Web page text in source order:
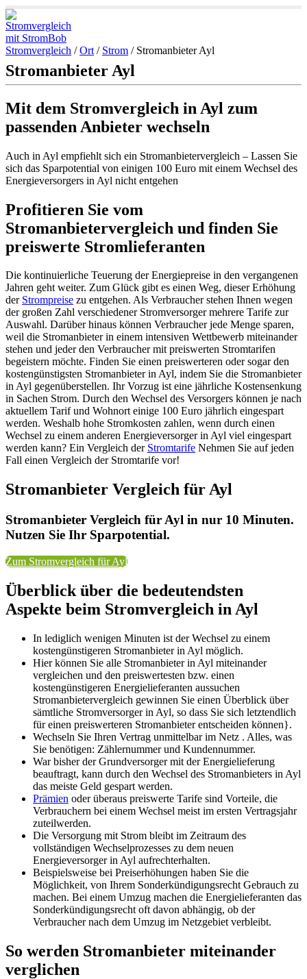
Stromvergleich /Ort / Strom / Stromanbieter Ayl
Stromanbieter Ayl
Mit dem Stromvergleich in Ayl zum
passenden Anbieter wechseln
Auch in Ayl empfiehlt sich ein Stromanbietervergleich – Lassen Sie
sich das Sparpotential von einigen 100 Euro mit einem Wechsel des
Energieversorgers in Ayl nicht entgehen
Profitieren Sie vom
Stromanbietervergleich und finden Sie
preiswerte Stromlieferanten
Die kontinuierliche Teuerung der Energiepreise in den vergangenen
Jahren geht weiter. Zum Glück gibt es einen Weg, dieser Erhöhung
der Strompreise zu entgehen. Als Verbraucher stehen Ihnen wegen
der großen Zahl verschiedener Stromversorger mehrere Tarife zur
Auswahl. Darüber hinaus können Verbraucher jede Menge sparen,
weil die Stromanbieter in einem intensiven Wettbewerb miteinander
stehen und jeder den Verbraucher mit preiswerten Stromtarifen
begeistern möchte. Finden Sie einen preiswerteren oder sogar den
kostengünstigsten Stromanbieter in Ayl, indem Sie die Stromanbieter
in Ayl gegenüberstellen. Ihr Vorzug ist eine jährliche Kostensenkung
in Sachen Strom. Durch den Wechsel des Versorgers können je nach
aktuellem Tarif und Wohnort einige 100 Euro jährlich eingespart
werden. Weshalb hohe Stromkosten zahlen, wenn durch einen
Wechsel zu einem anderen Energieversorger in Ayl viel eingespart
werden kann? Ein Vergleich der Stromtarife Nehmen Sie auf jeden
Fall einen Vergleich der Stromtarife vor!
Stromanbieter Vergleich für Ayl
Stromanbieter Vergleich für Ayl in nur 10 Minuten.
Nutzen Sie Ihr Sparpotential.
Zum Stromvergleich für Ayl
Überblick über die bedeutendsten
Aspekte beim Stromvergleich in Ayl
In lediglich wenigen Minuten ist der Wechsel zu einem
kostengünstigeren Stromanbieter in Ayl möglich.
Hier können Sie alle Stromanbieter in Ayl miteinander
vergleichen und den preiswertesten bzw. einen
kostengünstigeren Energielieferanten aussuchen
Stromanbietervergleich gewinnen Sie einen Überblick über
sämtliche Stromversorger in Ayl, so dass Sie sich letztendlich
für einen preiswerteren Stromanbieter entscheiden können}.
Wechseln Sie Ihren Vertrag unmittelbar im Netz . Alles, was
Sie benötigen: Zählernummer und Kundennummer.
War bisher der Grundversorger mit der Energielieferung
beauftragt, kann durch den Wechsel des Stromanbieters in Ayl
das meiste Geld gespart werden.
Prämien oder überaus preiswerte Tarife sind Vorteile, die
Verbrauchern bei einem Wechsel meist im ersten Vertragsjahr
zuteilwerden.
Die Versorgung mit Strom bleibt im Zeitraum des
vollständigen Wechselprozesses zu dem neuen
Energieversorger in Ayl aufrechterhalten.
Beispielsweise bei Preiserhöhungen haben Sie die
Möglichkeit, von Ihrem Sonderkündigungsrecht Gebrauch zu
machen. Bei einem Umzug machen die Energielieferanten das
Sonderkündigungsrecht oft davon abhängig, ob der
Verbraucher nach dem Umzug im Netzgebiet verbleibt.
So werden Stromanbieter miteinander
verglichen